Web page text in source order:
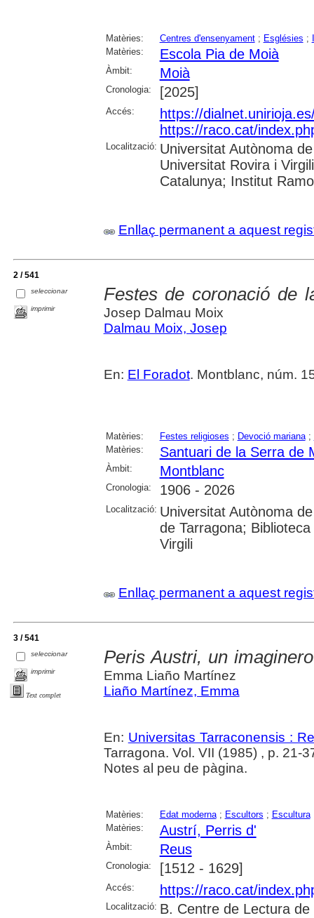
Matèries: Centres d'ensenyament; Esglésies ;
Matèries:
Escola Pia de Moià
Àmbit: Moià
Cronologia: [2025]
Accés:
https://
https://raco.cat/
Localització: Universitat Autònoma
Universitat Rovira i
Catalunya; Institut
Enllaç permanent a aquest
2 / 541
seleccionar
imprimir
Festes de coronació de
Josep Dalmau Moix
Dalmau Moix, Josep
En: El Foradot. Montblanc, núm.
Matèries: Festes religioses ; Devoció mariana;
Matèries:
Santuari de la Serra de
Àmbit: Montblanc
Cronologia: 1906 - 2026
Localització: Universitat Autònoma
de Tarragona;
Virgili
Enllaç permanent a aquest
3 / 541
seleccionar
imprimir
Text complet
Peris Austri, un
Emma Liaño Martínez
Liaño Martínez, Emma
En: Universitas Tarraconensis :
Tarragona. Vol. VII (1985) , p. 21-
Notes al peu de pàgina.
Matèries: Edat moderna; Escultors ; Escultura
Matèries:
Austrí, Perris d'
Àmbit: Reus
Cronologia: [1512 - 1629]
Accés: https://raco.cat/
Localització: B. Centre de Lectura